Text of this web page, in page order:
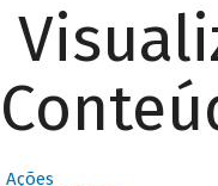
Ações